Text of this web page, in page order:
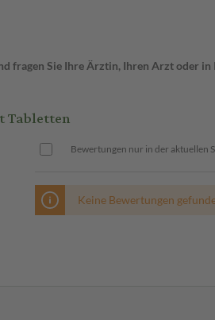
fragen Sie Ihre Ärztin, Ihren Arzt oder
Tabletten
Bewertungen nur in der aktuellen
Keine Bewertungen